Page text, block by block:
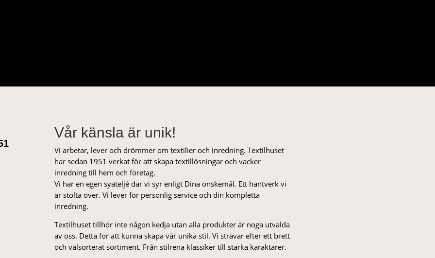
Vår känsla är unik!
Vi arbetar, lever och drömmer om textilier och inredning. Textilhuset
har sedan 1951 verkat för att skapa textillösningar och vacker
inredning till hem och företag.
Vi har en egen syateljé där vi syr enligt Dina önskemål. Ett hantverk vi
är stolta över. Vi lever för personlig service och din kompletta
inredning.
Textilhuset tillhör inte någon kedja utan alla produkter är noga utvalda
av oss. Detta för att kunna skapa vår unika stil. Vi strä­var efter ett brett
och välsorterat sor­ti­ment. Från stil­rena klas­siker till starka karaktärer.